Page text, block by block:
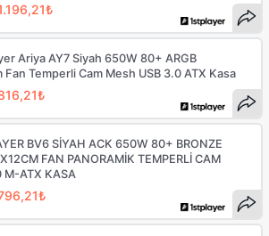
Ariya AY7 Siyah 650W 80+ ARGB
Fan Temperli Cam Mesh USB 3.0 ATX Kasa
BV6 SİYAH ACK 650W 80+ BRONZE
FAN PANORAMİK TEMPERLİ CAM
M-ATX KASA